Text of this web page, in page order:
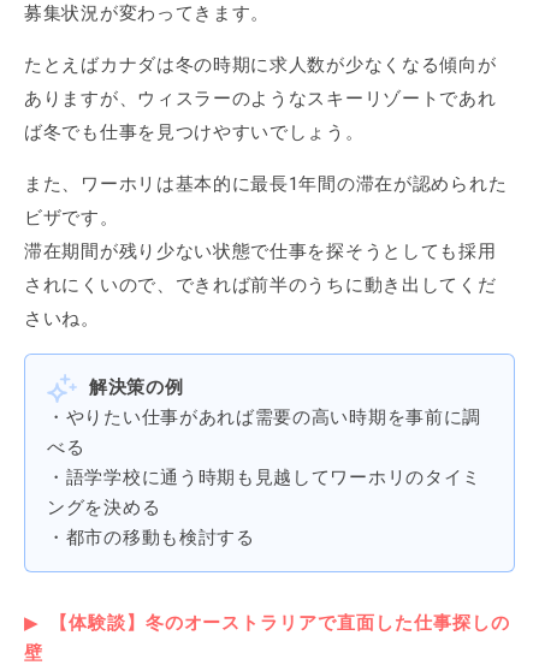
募集状況が変わってきます。
たとえばカナダは冬の時期に求人数が少なくなる傾向が
ありますが、ウィスラーのようなスキーリゾートであれ
ば冬でも仕事を見つけやすいでしょう。
また、ワーホリは基本的に最長1年間の滞在が認められた
ビザです。
滞在期間が残り少ない状態で仕事を探そうとしても採用
されにくいので、できれば前半のうちに動き出してくだ
さいね。
解決策の例
・やりたい仕事があれば需要の高い時期を事前に調
べる
・語学学校に通う時期も見越してワーホリのタイミ
ングを決める
・都市の移動も検討する
【体験談】冬のオーストラリアで直面した仕事探しの
壁